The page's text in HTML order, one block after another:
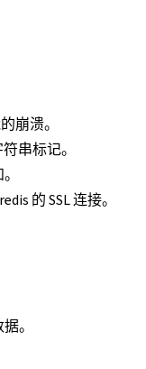
崩溃。
串标记。
的 SSL 连接。
。